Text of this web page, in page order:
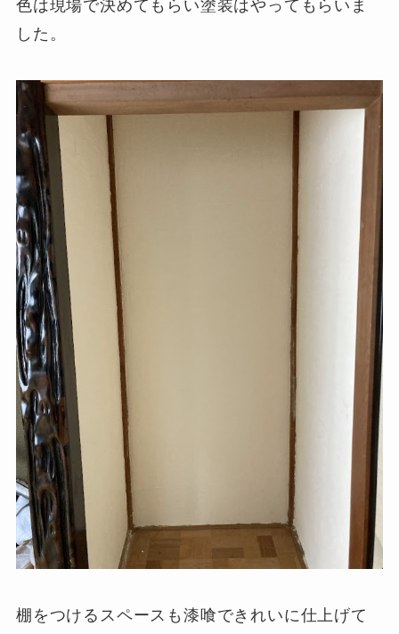
色は現場で決めてもらい塗装はやってもらいま
した。
棚をつけるスペースも漆喰できれいに仕上げて